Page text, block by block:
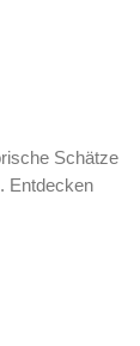
Schätze
Entdecken